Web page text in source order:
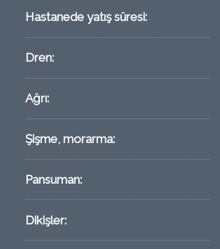
Hastanede yatış süresi:
Dren:
Ağrı:
Şişme, morarma:
Pansuman:
Dikişler: